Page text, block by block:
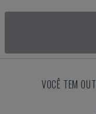
VOCÊ TEM